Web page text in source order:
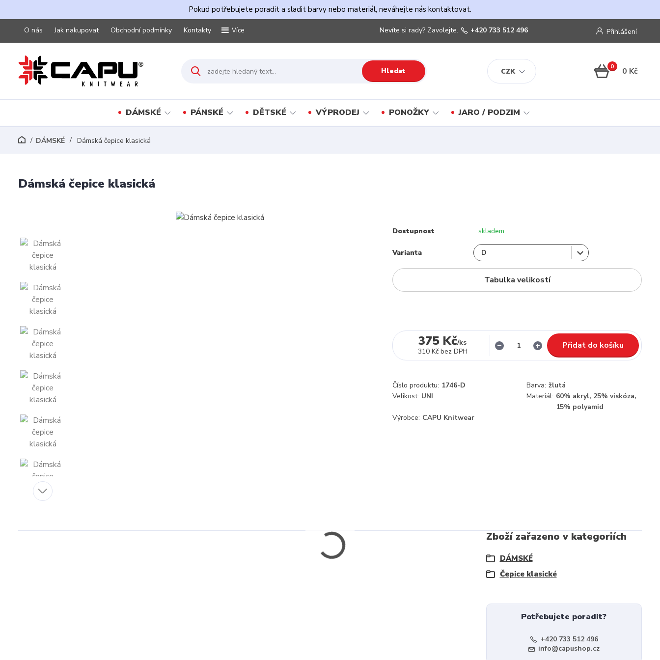
Pokud potřebujete poradit a sladit barvy nebo materiál, neváhejte nás kontaktovat.
O nás Jak nakupovat Obchodní podmínky Kontakty Více
CZK
Přihlášení
Hledat
Nevíte si rady? Zavolejte. +420 733 512 496
0 0 Kč
DÁMSKÉ PÁNSKÉ DĚTSKÉ VÝPRODEJ PONOŽKY JARO / PODZIM
DÁMSKÉ Dámská čepice klasická
Dámská čepice klasická
Dostupnost skladem
Varianta
Tabulka velikostí
375 Kč/ks
310 Kč bez DPH
Přidat do košíku
Číslo produktu: 1746-D Barva: žlutá
Velikost: UNI Materiál: 60% akryl, 25% viskóza,
15% polyamid
Výrobce: CAPU Knitwear
Zboží zařazeno v kategoriích
DÁMSKÉ
Čepice klasické
Potřebujete poradit?
+420 733 512 496
info@capushop.cz